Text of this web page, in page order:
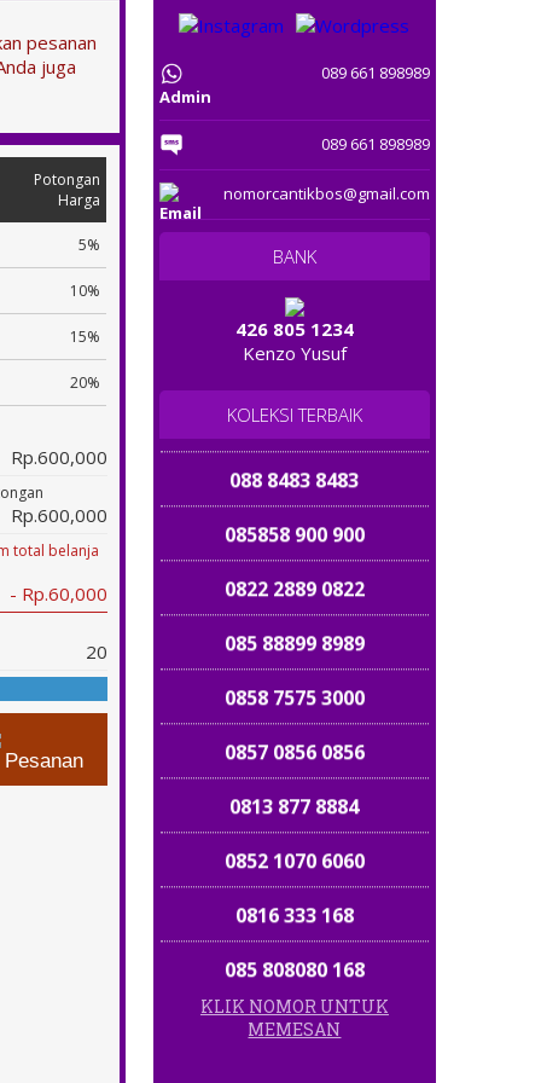
pesanan
juga
Potongan
Harga
5%
10%
15%
20%
Rp.600,000
Rp.600,000
total belanja
- Rp.60,000
20
Admin
089 661 898989
089 661 898989
nomorcantikbos@gmail.com
BANK
426 805 1234
Kenzo Yusuf
KOLEKSI TERBAIK
0813 2293 2293
08 126 126 7878
08567 55 8989
0812 1128 1899
085 888 567 567
081 5959 3888
0858 2222 5758
081 5758 59999
081 27272 6868
KLIK NOMOR UNTUK
MEMESAN